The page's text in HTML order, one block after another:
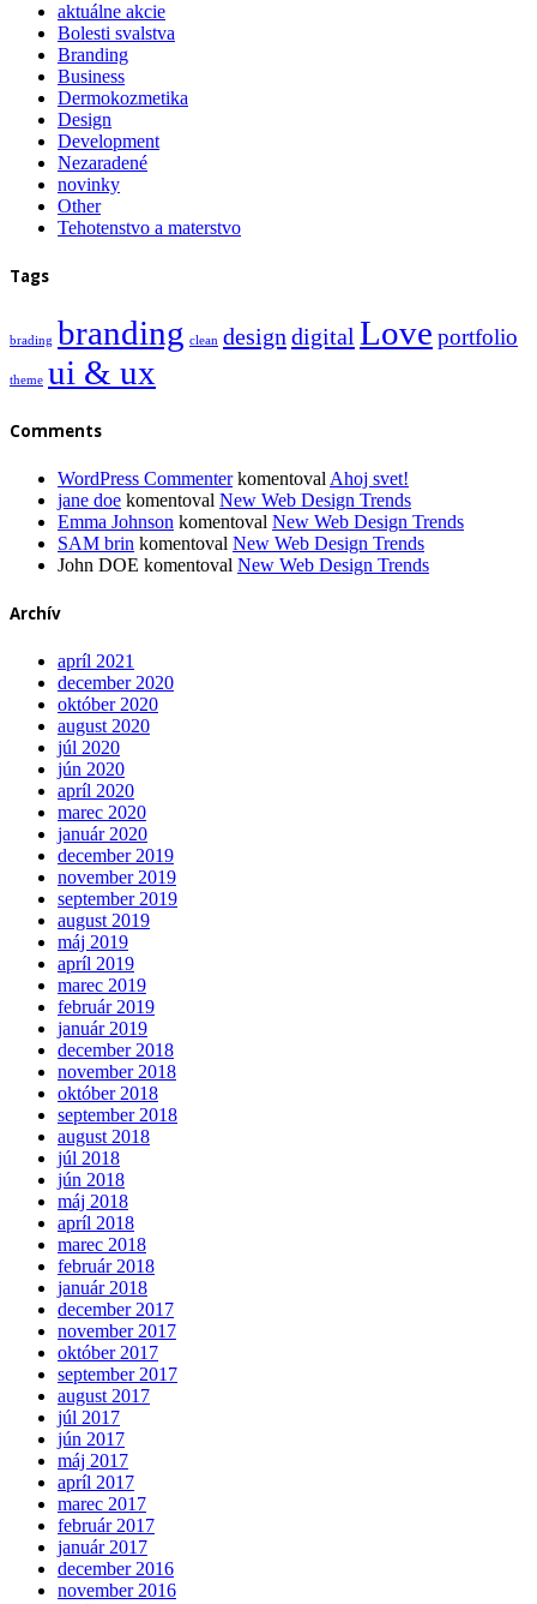
aktuálne akcie
Bolesti svalstva
Branding
Business
Dermokozmetika
Design
Development
Nezaradené
novinky
Other
Tehotenstvo a materstvo
Tags
brading branding clean design digital Love portfolio
theme ui & ux
Comments
WordPress Commenterkomentoval Ahoj svet!
jane doe komentoval New Web Design Trends
Emma Johnson komentoval New Web Design Trends
SAM brin komentoval New Web Design Trends
John DOE komentoval New Web Design Trends
Archív
apríl 2021
december 2020
október 2020
august 2020
júl 2020
jún 2020
apríl 2020
marec 2020
január 2020
december 2019
november 2019
september 2019
august 2019
máj 2019
apríl 2019
marec 2019
február 2019
január 2019
december 2018
november 2018
október 2018
september 2018
august 2018
júl 2018
jún 2018
máj 2018
apríl 2018
marec 2018
február 2018
január 2018
december 2017
november 2017
október 2017
september 2017
august 2017
júl 2017
jún 2017
máj 2017
apríl 2017
marec 2017
február 2017
január 2017
december 2016
november 2016